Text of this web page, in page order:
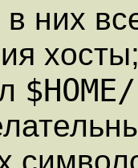
в них